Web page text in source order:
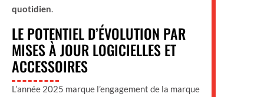
quotidien.
LE POTENTIEL D’ÉVOLUTION PAR
MISES À JOUR LOGICIELLES ET
ACCESSOIRES
L’année 2025 marque l’engagement de la marque